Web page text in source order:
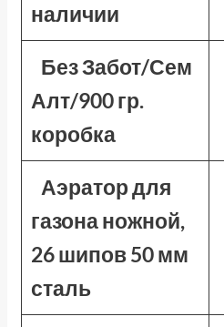
наличии
Без Забот/Сем
Алт/900 гр.
коробка
Аэратор для
газона ножной,
26 шипов 50 мм
сталь